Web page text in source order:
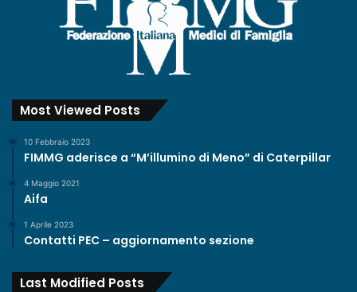
Most Viewed Posts
10 Febbraio 2023
FIMMG aderisce a “M’illumino di Meno” di Caterpillar
4 Maggio 2021
Aifa
1 Aprile 2023
Contatti PEC – aggiornamento sezione
Last Modified Posts